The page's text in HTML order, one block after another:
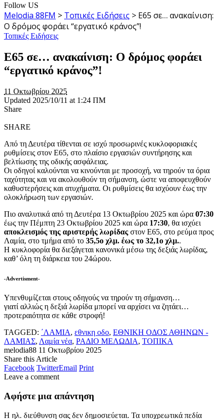
Follow US
Melodia 88FM > Τοπικές Ειδήσεις > Ε65 σε… ανακαίνιση:
Ο δρόμος φοράει “εργατικό κράνος”!
Τοπικές Ειδήσεις
Ε65 σε… ανακαίνιση: Ο δρόμος φοράει
“εργατικό κράνος”!
11 Οκτωβρίου 2025
Updated 2025/10/11 at 1:24 ΠΜ
Share
SHARE
Από τη Δευτέρα τίθενται σε ισχύ προσωρινές κυκλοφοριακές
ρυθμίσεις στον Ε65, στο πλαίσιο εργασιών συντήρησης και
βελτίωσης της οδικής ασφάλειας.
Οι οδηγοί καλούνται να κινούνται με προσοχή, να τηρούν τα όρια
ταχύτητας και να ακολουθούν τη σήμανση, ώστε να αποφευχθούν
καθυστερήσεις και ατυχήματα. Οι ρυθμίσεις θα ισχύουν έως την
ολοκλήρωση των εργασιών.
Πιο αναλυτικά από τη Δευτέρα 13 Οκτωβρίου 2025 και ώρα 07:30
έως την Πέμπτη 23 Οκτωβρίου 2025 και ώρα 17:30, θα ισχύει
αποκλεισμός της αριστερής λωρίδας στον Ε65, στο ρεύμα προς
Λαμία, στο τμήμα από το 35,5ο χλμ. έως το 32,1ο χλμ..
Η κυκλοφορία θα διεξάγεται κανονικά μέσω της δεξιάς λωρίδας,
καθ’ όλη τη διάρκεια του 24ώρου.
-Advertisment-
Υπενθυμίζεται στους οδηγούς να τηρούν τη σήμανση…
γιατί αλλιώς η δεξιά λωρίδα μπορεί να αρχίσει να ζητάει…
προτεραιότητα σε κάθε στροφή!
TAGGED: ΄ΛΑΜΙΑ, εθνικη οδο, ΕΘΝΙΚΗ ΟΔΟΣ ΑΘΗΝΩΝ -
ΛΑΜΙΑΣ, Λαμία νέα, ΡΑΔΙΟ ΜΕΛΩΔΙΑ, ΤΟΠΙΚΑ
melodia88 11 Οκτωβρίου 2025
Share this Article
Facebook TwitterEmail Print
Leave a comment
Αφήστε μια απάντηση
Η ηλ. διεύθυνση σας δεν δημοσιεύεται. Τα υποχρεωτικά πεδία